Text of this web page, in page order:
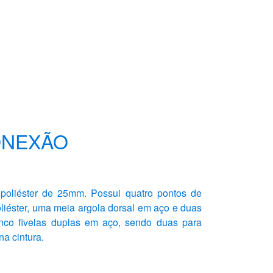
de 25mm. Possui quatro pontos de
uma meia argola dorsal em aço e duas
fivelas duplas em aço, sendo duas para
cintura.